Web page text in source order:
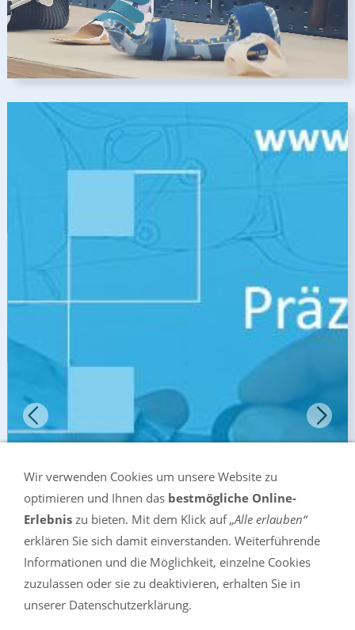
Wir verwenden Cookies um unsere Website zu
optimieren und Ihnen das bestmögliche Online-
Erlebnis zu bieten. Mit dem Klick auf„Alle erlauben“
erklären Sie sich damit einverstanden. Weiterführende
Informationen und die Möglichkeit, einzelne Cookies
zuzulassen oder sie zu deaktivieren, erhalten Sie in
unserer Datenschutzerklärung.